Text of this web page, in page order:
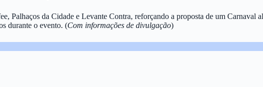
Palhaços da Cidade e Levante Contra, reforçando a proposta de um
durante o evento. (Com informações de divulgação)